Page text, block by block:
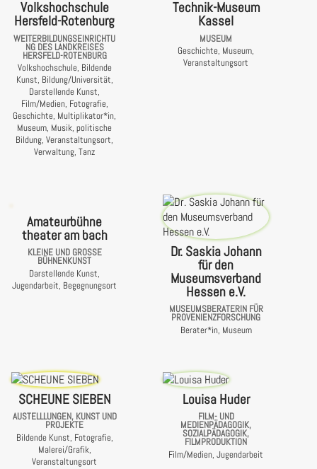
Volkshochschule
Hersfeld-Rotenburg
WEITERBILDUNGSEINRICHTU
NG DES LANDKREISES
HERSFELD-ROTENBURG
Volkshochschule, Bildende
Kunst, Bildung/Universität,
Darstellende Kunst,
Film/Medien, Fotografie,
Geschichte, Multiplikator*in,
Museum, Musik, politische
Bildung, Veranstaltungsort,
Verwaltung, Tanz
Technik-Museum
Kassel
MUSEUM
Geschichte, Museum,
Veranstaltungsort
Amateurbühne
theater am bach
KLEINE UND GROSSE B
ÜHNENKUNST
Darstellende Kunst,
Jugendarbeit, Begegnungsort
Dr. Saskia Johann
für den
Museumsverband
Hessen e.V.
MUSEUMSBERATERIN FÜR
PROVENIENZFORSCHUNG
Berater*in, Museum
SCHEUNE SIEBEN
AUSTELLLUNGEN, KUNST UND
PROJEKTE
Bildende Kunst, Fotografie,
Malerei/Grafik,
Veranstaltungsort
Louisa Huder
FILM- UND
MEDIENPÄDAGOGIK,
SOZIALPÄDAGOGIK,
FILMPRODUKTION
Film/Medien, Jugendarbeit